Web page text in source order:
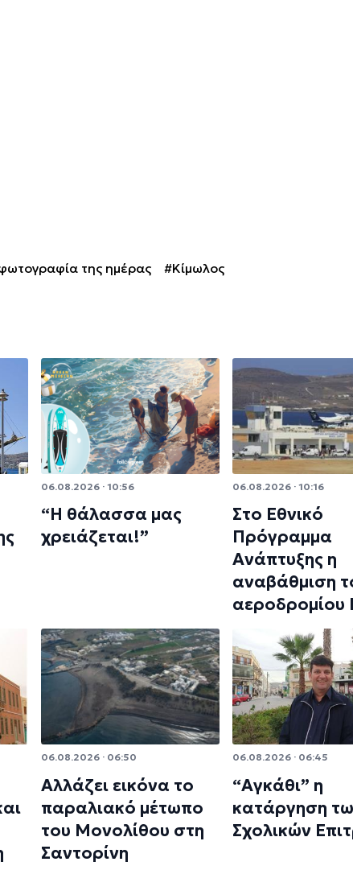
της ημέρας #Κίμωλος
06.08.2026 · 10:56
“Η θάλασσα μας
χρειάζεται!”
06.08.2026 · 10:16
Στο Εθνικό
Πρόγραμμα
Ανάπτυξης η
αναβάθμιση
αεροδρομίου
06.08.2026 · 06:50
Αλλάζει εικόνα το
παραλιακό μέτωπο
του Μονολίθου στη
Σαντορίνη
06.08.2026 · 06:45
“Αγκάθι” η
κατάργηση
Σχολικών